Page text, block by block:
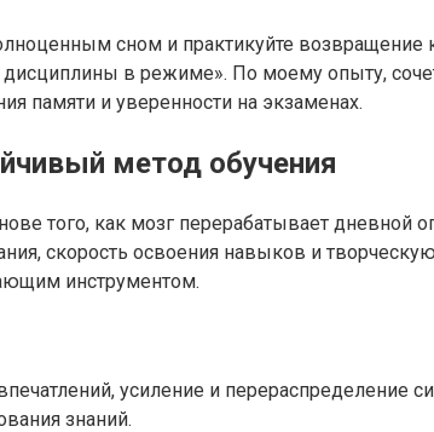
сном и практикуйте
в режиме». По моему опыту,
памяти и уверенности на экзаменах.
метод обучения
того, как мозг перерабатывает дневной
скорость освоения навыков и
инструментом.
усиление и перераспределение
знаний.